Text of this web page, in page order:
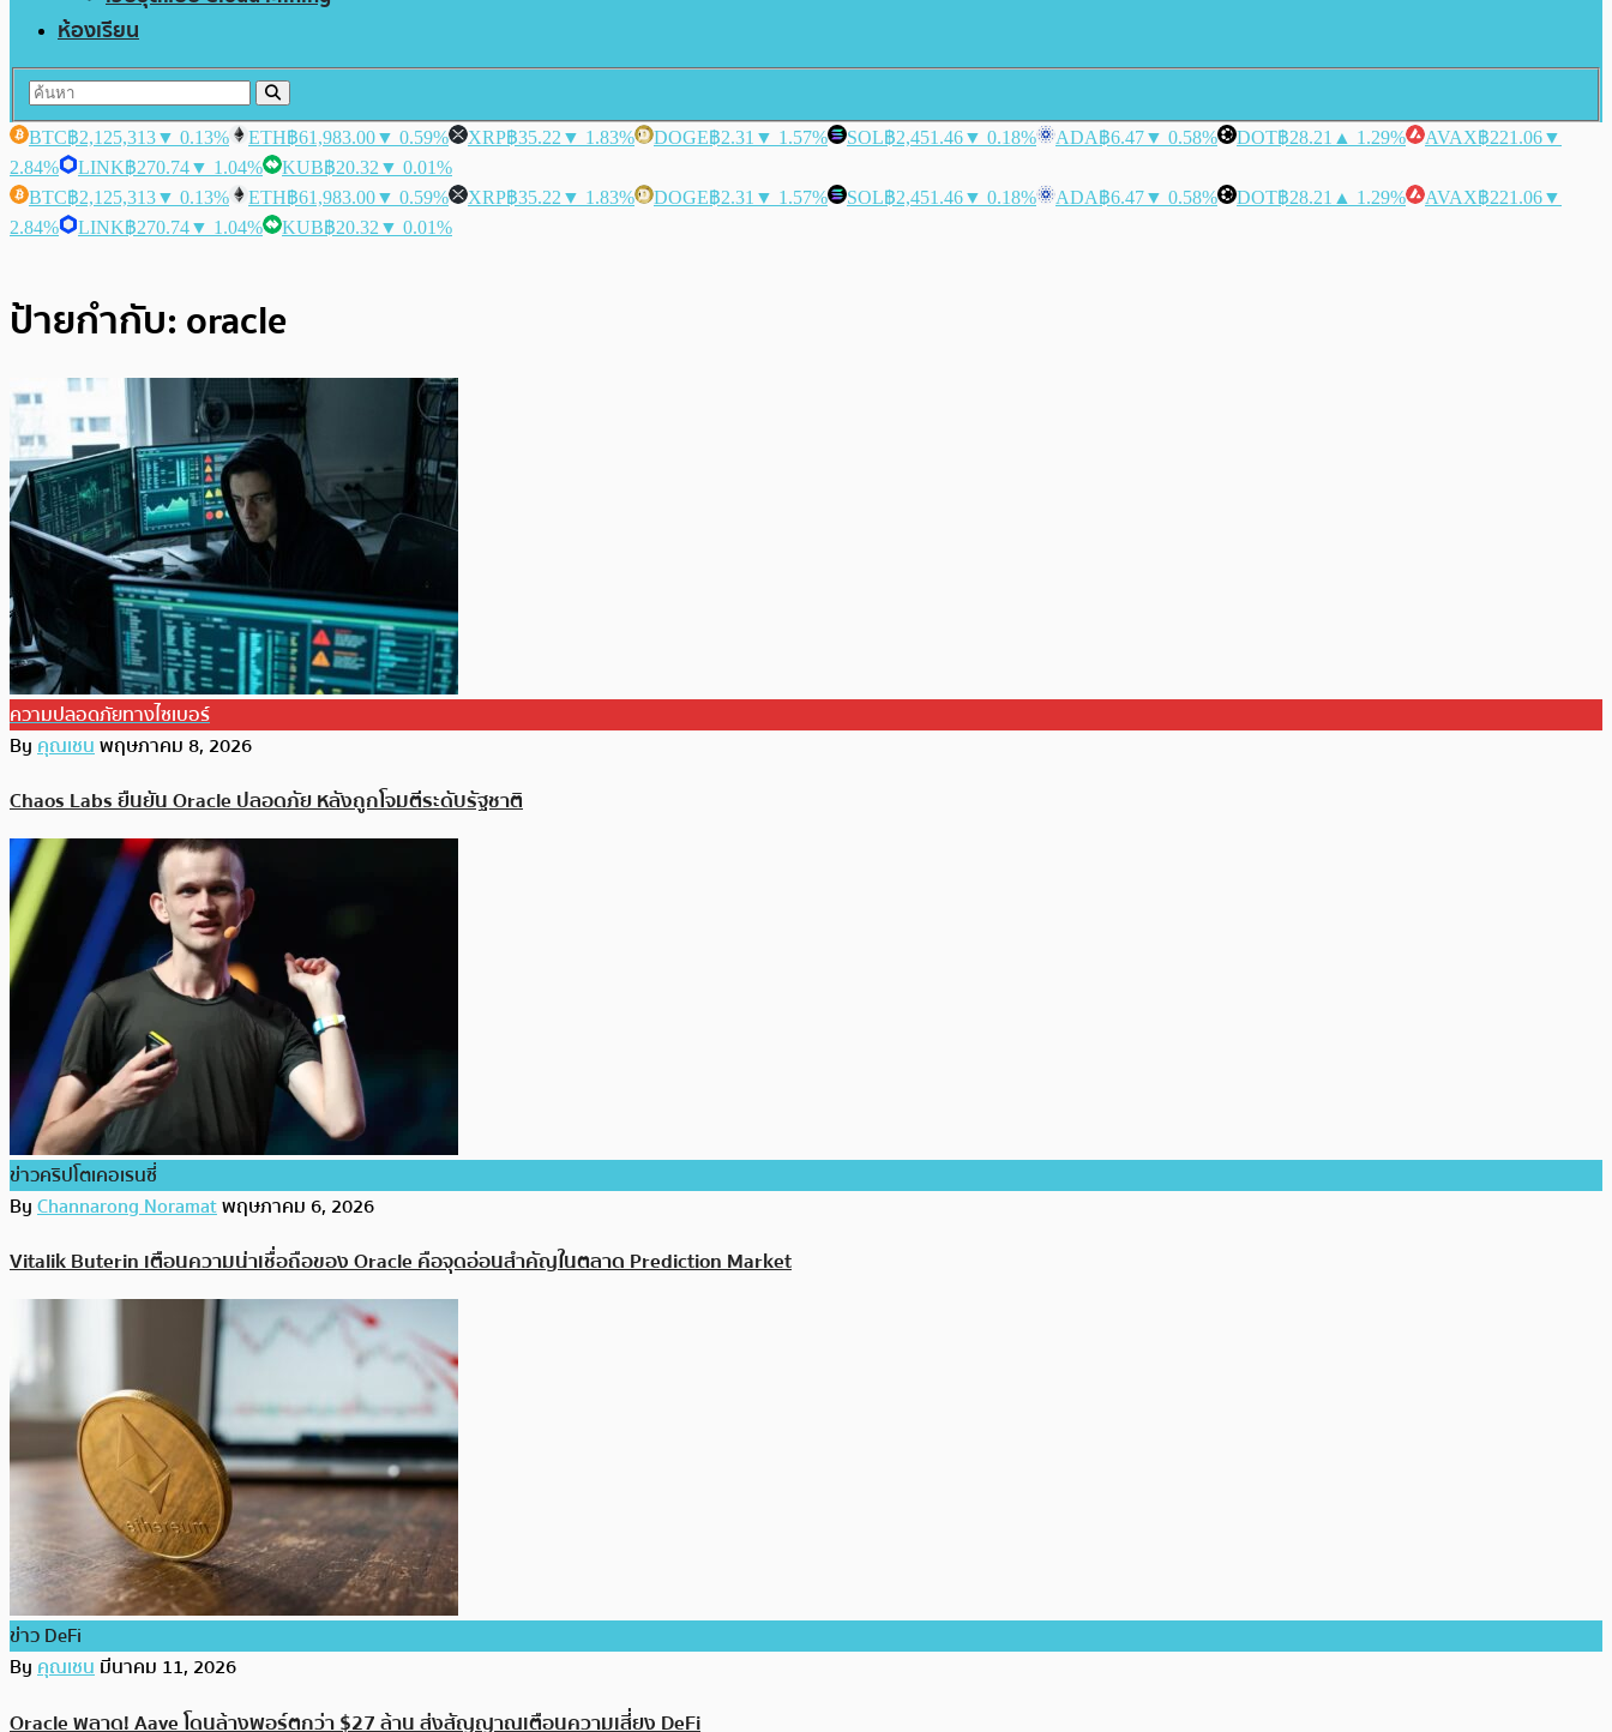
ห้องเรียน
BTC฿2,125,313▼ 0.13% ETH฿61,983.00▼ 0.59% XRP฿35.22 ▼ 1.83% DOGE฿2.31 ▼ 1.57% SOL฿2,451.46▼ 0.18% ADA฿6.47▼ 0.58% DOT฿28.21 ▲ 1.29% AVAX฿221.06▼
2.84%
LINK฿270.74▼ 1.04% KUB฿20.32 ▼ 0.01%
BTC฿2,125,313▼ 0.13% ETH฿61,983.00▼ 0.59% XRP฿35.22 ▼ 1.83% DOGE฿2.31 ▼ 1.57% SOL฿2,451.46▼ 0.18% ADA฿6.47▼ 0.58% DOT฿28.21 ▲ 1.29% AVAX฿221.06▼
2.84%
LINK฿270.74▼ 1.04% KUB฿20.32 ▼ 0.01%
ป้ายกำกับ: oracle
ความปลอดภัยทางไซเบอร์
Byคุณเชนพฤษภาคม 8, 2026
Chaos Labs ยืนยัน Oracle ปลอดภัย หลังถูกโจมตีระดับรัฐชาติ
ข่าวคริปโตเคอเรนซี่
ByChannarong Noramatพฤษภาคม 6, 2026
Vitalik Buterin เตือนความน่าเชื่อถือของ Oracle คือจุดอ่อนสำคัญในตลาด Prediction Market
ข่าว DeFi
Byคุณเชนมีนาคม 11, 2026
Oracle พลาด! Aave โดนล้างพอร์ตกว่า $27 ล้าน ส่งสัญญาณเตือนความเสี่ยง DeFi